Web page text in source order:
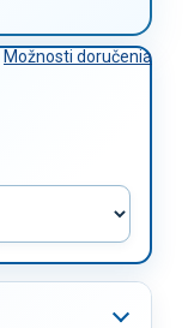
Možnosti doručenia